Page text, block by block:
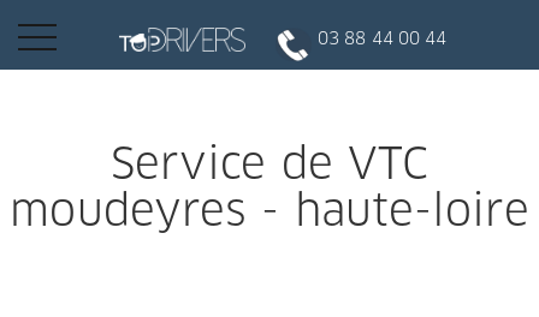
INSCRIPTION CLIENT
Basculer
03 88 44 00 44
Service de VTC
moudeyres - haute-loire